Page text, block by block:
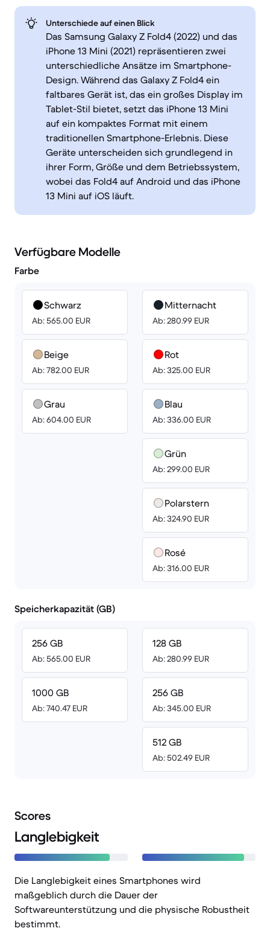
Unterschiede auf einen Blick
Das Samsung Galaxy Z Fold4 (2022) und das
iPhone 13 Mini (2021) repräsentieren zwei
unterschiedliche Ansätze im Smartphone-
Design. Während das Galaxy Z Fold4 ein
faltbares Gerät ist, das ein großes Display im
Tablet-Stil bietet, setzt das iPhone 13 Mini
auf ein kompaktes Format mit einem
traditionellen Smartphone-Erlebnis. Diese
Geräte unterscheiden sich grundlegend in
ihrer Form, Größe und dem Betriebssystem,
wobei das Fold4 auf Android und das iPhone
13 Mini auf iOS läuft.
Verfügbare Modelle
Farbe
Schwarz
Ab: 565.00 EUR
Beige
Ab: 782.00 EUR
Grau
Ab: 604.00 EUR
Mitternacht
Ab: 280.99 EUR
Rot
Ab: 325.00 EUR
Blau
Ab: 336.00 EUR
Grün
Ab: 299.00 EUR
Polarstern
Ab: 324.90 EUR
Rosé
Ab: 316.00 EUR
Speicherkapazität (GB)
256 GB
Ab: 565.00 EUR
1000 GB
Ab: 740.47 EUR
128 GB
Ab: 280.99 EUR
256 GB
Ab: 345.00 EUR
512 GB
Ab: 502.49 EUR
Scores
Langlebigkeit
Die Langlebigkeit eines Smartphones wird
maßgeblich durch die Dauer der
Softwareunterstützung und die physische Robustheit
bestimmt.